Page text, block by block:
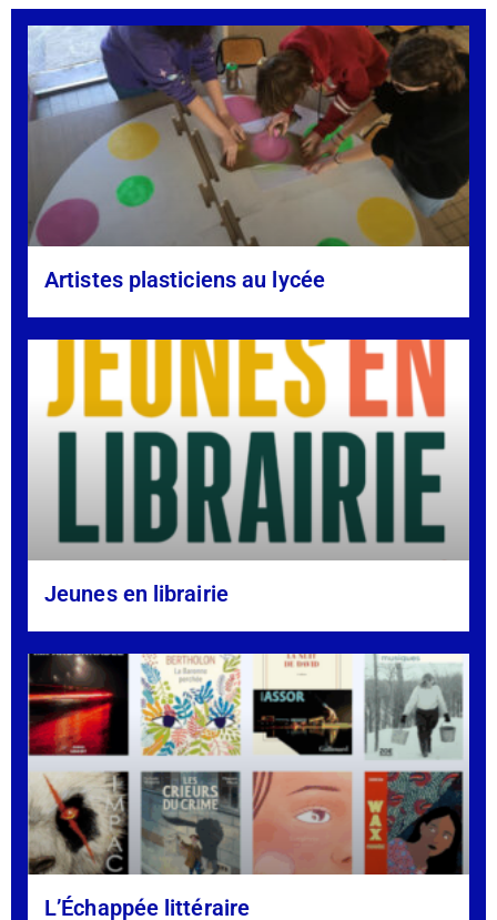
Artistes plasticiens au lycée
Jeunes en librairie
L’Échappée littéraire